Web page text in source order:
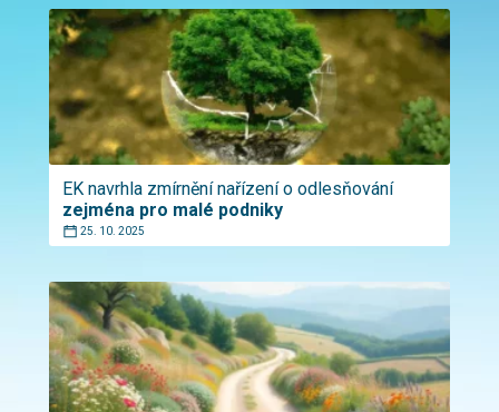
EK navrhla zmírnění nařízení o odlesňování
zejména pro malé podniky
25. 10. 2025